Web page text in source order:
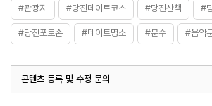
#관광지 #당진데이트코스 #당진산책 #
#당진포토존 #데이트명소 #분수 #음악
콘텐츠 등록 및 수정 문의